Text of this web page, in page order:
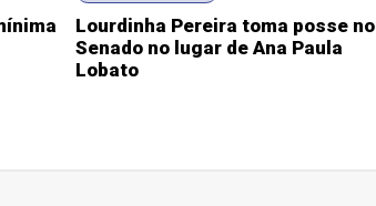
Lourdinha Pereira toma posse no
Senado no lugar de Ana Paula
Lobato